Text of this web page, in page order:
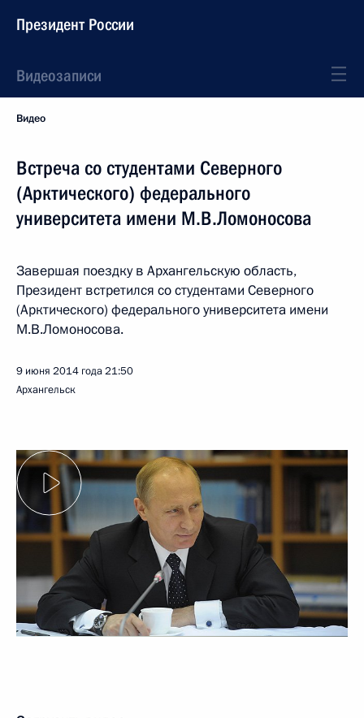
Президент России
Видеозаписи
Видео
Встреча со студентами Северного
(Арктического) федерального
университета имени М.В.Ломоносова
Завершая поездку в Архангельскую область,
Президент встретился со студентами Северного
(Арктического) федерального университета имени
М.В.Ломоносова.
9 июня 2014 года21:50
Архангельск